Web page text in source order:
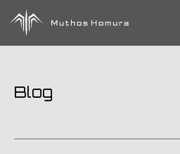
Blog